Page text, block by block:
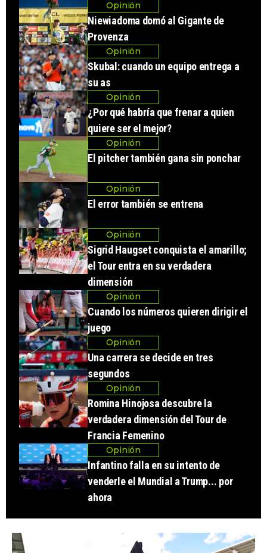
Opinión
Niewiadoma domó al Gigante de
Provenza
Opinión
Skubal: cuando un equipo entrega a
su as
Opinión
¿Por qué habría que frenar a quien
quiere ser el mejor?
Opinión
El pitcher también gana sin ponchar
Opinión
El error también se entrena
Opinión
Sigrid Haugset conquista el amarillo;
el Tour entra en su verdadera
dimensión
Opinión
Cuando los números quieren dirigir el
juego
Opinión
Una carrera se decide en tres
segundos
Opinión
Romina Hinojosa descubre la
verdadera dimensión del Tour de
Francia Femenino
Opinión
Infantino falla en su intento de
venderle el Mundial a Trump... por
ahora